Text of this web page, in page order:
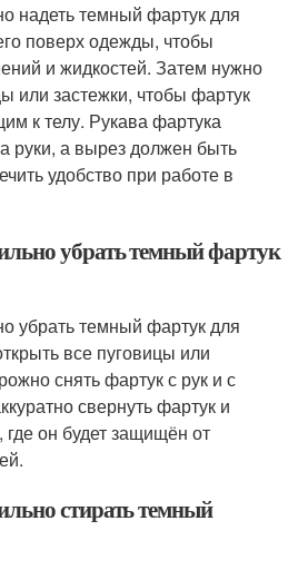
надеть темный фартук для
поверх одежды, чтобы
и жидкостей. Затем нужно
или застежки, чтобы фартук
к телу. Рукава фартука
руки, а вырез должен быть
удобство при работе в
убрать темный фартук
убрать темный фартук для
все пуговицы или
снять фартук с рук и с
свернуть фартук и
он будет защищён от
стирать темный